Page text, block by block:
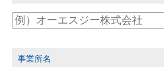
事業所名